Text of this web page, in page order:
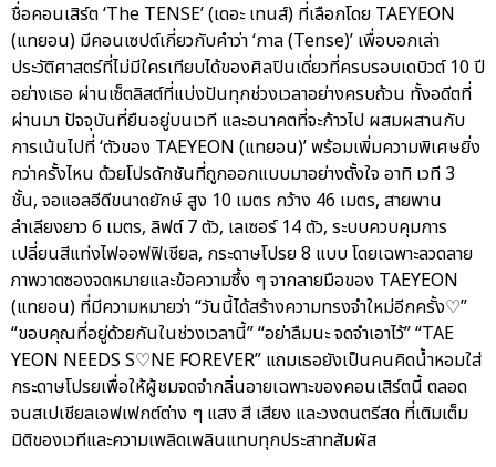
ชื่อคอนเสิร์ต ‘The TENSE’ (เดอะ เทนส์) ที่เลือกโดย TAEYEON
(แทยอน) มีคอนเซปต์เกี่ยวกับคำว่า ‘กาล (Tense)’ เพื่อบอกเล่า
ประวัติศาสตร์ที่ไม่มีใครเทียบได้ของศิลปินเดี่ยวที่ครบรอบเดบิวต์ 10 ปี
อย่างเธอ ผ่านเซ็ตลิสต์ที่แบ่งปันทุกช่วงเวลาอย่างครบถ้วน ทั้งอดีตที่
ผ่านมา ปัจจุบันที่ยืนอยู่บนเวที และอนาคตที่จะก้าวไป ผสมผสานกับ
การเน้นไปที่ ‘ตัวของ TAEYEON (แทยอน)’ พร้อมเพิ่มความพิเศษยิ่ง
กว่าครั้งไหน ด้วยโปรดักชันที่ถูกออกแบบมาอย่างตั้งใจ อาทิ เวที 3
ชั้น, จอแอลอีดีขนาดยักษ์ สูง 10 เมตร กว้าง 46 เมตร, สายพาน
ลำเลียงยาว 6 เมตร, ลิฟต์ 7 ตัว, เลเซอร์ 14 ตัว, ระบบควบคุมการ
เปลี่ยนสีแท่งไฟออฟฟิเชียล, กระดาษโปรย 8 แบบ โดยเฉพาะลวดลาย
ภาพวาดซองจดหมายและข้อความซึ้ง ๆ จากลายมือของ TAEYEON
(แทยอน) ที่มีความหมายว่า “วันนี้ได้สร้างความทรงจำใหม่อีกครั้ง♡”
“ขอบคุณที่อยู่ด้วยกันในช่วงเวลานี้” “อย่าลืมนะ จดจำเอาไว้” “TAE
YEON NEEDS S♡NE FOREVER” แถมเธอยังเป็นคนคิดน้ำหอมใส่
กระดาษโปรยเพื่อให้ผู้ชมจดจำกลิ่นอายเฉพาะของคอนเสิร์ตนี้ ตลอด
จนสเปเชียลเอฟเฟกต์ต่าง ๆ แสง สี เสียง และวงดนตรีสด ที่เติมเต็ม
มิติของเวทีและความเพลิดเพลินแทบทุกประสาทสัมผัส